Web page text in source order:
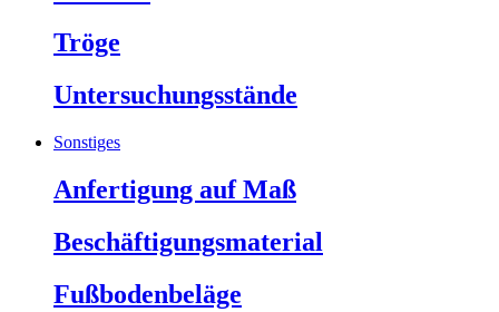
Tröge
Untersuchungsstände
Sonstiges
Anfertigung auf Maß
Beschäftigungsmaterial
Fußbodenbeläge